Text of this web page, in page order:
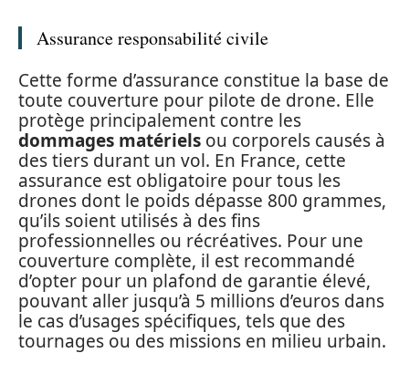
Assurance responsabilité civile
Cette forme d’assurance constitue la base de
toute couverture pour pilote de drone. Elle
protège principalement contre les
dommages matériels ou corporels causés à
des tiers durant un vol. En France, cette
assurance est obligatoire pour tous les
drones dont le poids dépasse 800 grammes,
qu’ils soient utilisés à des fins
professionnelles ou récréatives. Pour une
couverture complète, il est recommandé
d’opter pour un plafond de garantie élevé,
pouvant aller jusqu’à 5 millions d’euros dans
le cas d’usages spécifiques, tels que des
tournages ou des missions en milieu urbain.